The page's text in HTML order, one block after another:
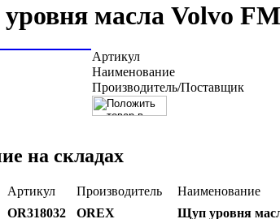
масла Volvo
Артикул
Наименование
Производитель/Поставщик
на складах
Артикул Производитель Наименование
OR318032 OREX Щуп уровня